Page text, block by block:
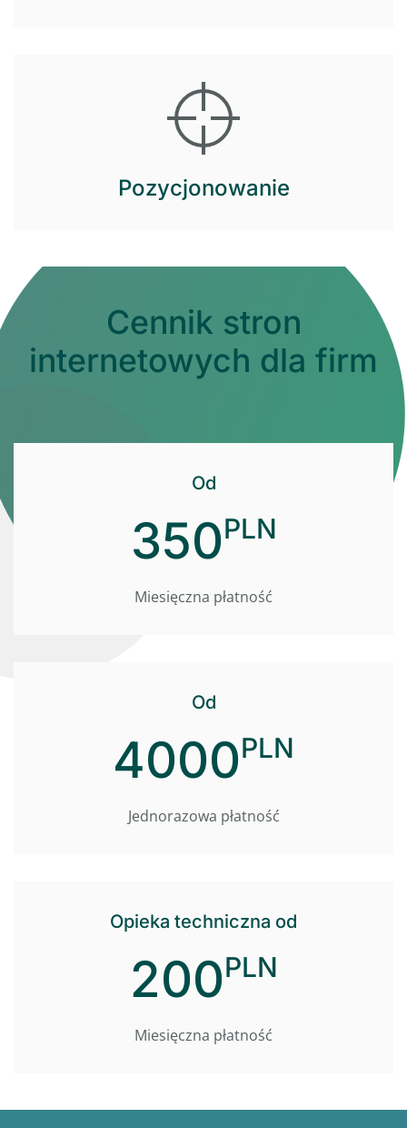
Pozycjonowanie
Cennik stron
internetowych dla firm
Od
350PLN
Miesięczna płatność
Od
4000PLN
Jednorazowa płatność
Opieka techniczna od
200PLN
Miesięczna płatność